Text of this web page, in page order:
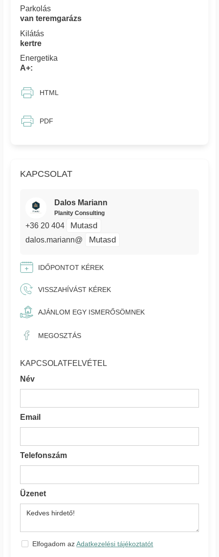
KAPCSOLAT
Dalos Mariann
Planity Consulting
+36 20 404 Mutasd
dalos.mariann@ Mutasd
IDŐPONTOT KÉREK
VISSZAHÍVÁST KÉREK
AJÁNLOM EGY ISMERŐSÖMNEK
MEGOSZTÁS
KAPCSOLATFELVÉTEL
Név
Email
Telefonszám
Üzenet
Elfogadom azAdatkezelési tájékoztatót
Parkolás
van teremgarázs
Kilátás
kertre
Energetika
A+:
HTML
PDF